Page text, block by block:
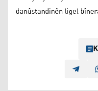
danûstandinên ligel